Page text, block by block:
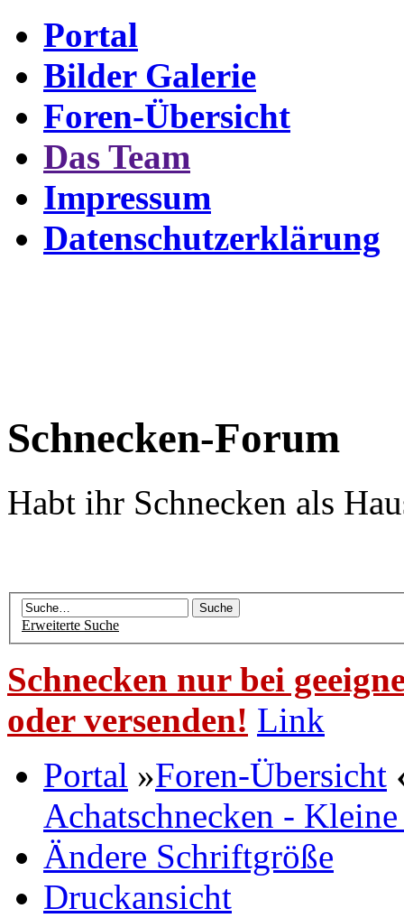
Portal
Bilder Galerie
Foren-Übersicht
Das Team
Impressum
Datenschutzerklärung
Schnecken-Forum
Habt ihr Schnecken als
Erweiterte Suche
Schnecken nur bei
oder versenden! Link
Portal »Foren-Übersicht
Achatschnecken -
Ändere Schriftgröße
Druckansicht